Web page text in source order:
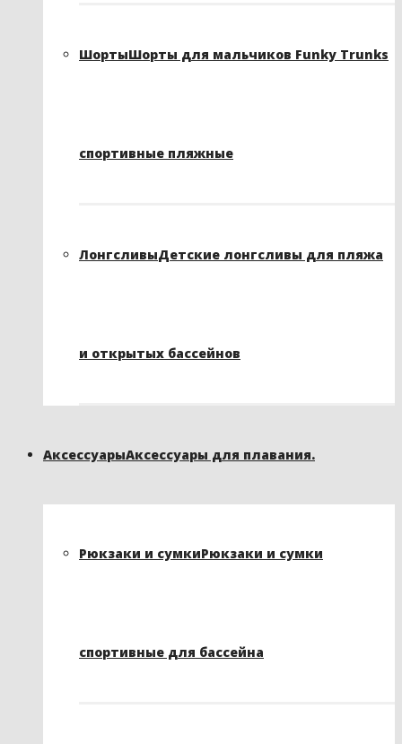
ШортыШорты для мальчиков Funky Trunks
спортивные пляжные
ЛонгсливыДетские лонгсливы для пляжа
и открытых бассейнов
АксессуарыАксессуары для плавания.
Рюкзаки и сумкиРюкзаки и сумки
спортивные для бассейна